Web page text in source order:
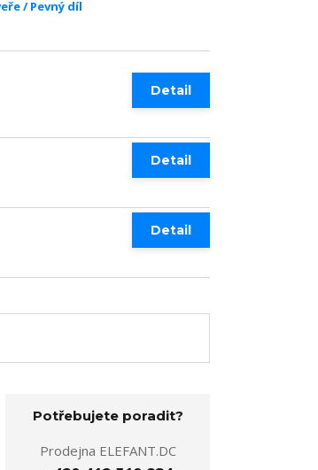
/ Pevný díl
Detail
Detail
Detail
Potřebujete poradit?
Prodejna ELEFANT.DC